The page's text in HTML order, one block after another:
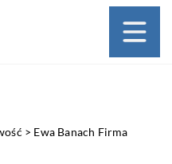
> Ewa Banach Firma